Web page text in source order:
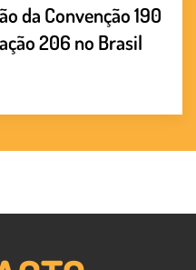
da Convenção 190
206 no Brasil